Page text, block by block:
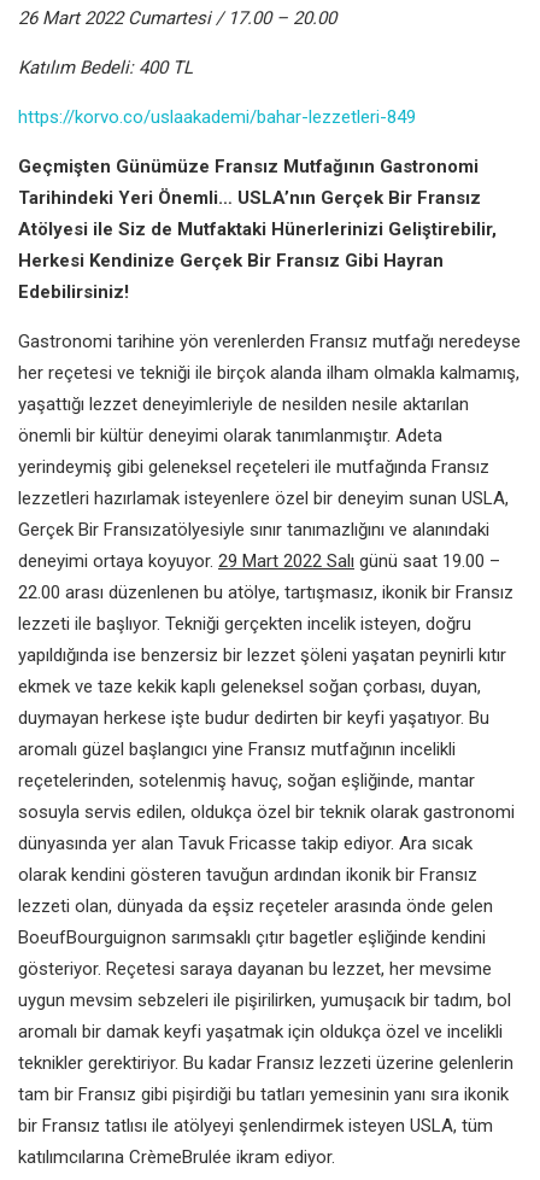
26 Mart 2022 Cumartesi / 17.00 – 20.00
Katılım Bedeli: 400 TL
https://korvo.co/uslaakademi/bahar-lezzetleri-849
Geçmişten Günümüze Fransız Mutfağının Gastronomi
Tarihindeki Yeri Önemli… USLA’nın Gerçek Bir Fransız
Atölyesi ile Siz de Mutfaktaki Hünerlerinizi Geliştirebilir,
Herkesi Kendinize Gerçek Bir Fransız Gibi Hayran
Edebilirsiniz!
Gastronomi tarihine yön verenlerden Fransız mutfağı neredeyse
her reçetesi ve tekniği ile birçok alanda ilham olmakla kalmamış,
yaşattığı lezzet deneyimleriyle de nesilden nesile aktarılan
önemli bir kültür deneyimi olarak tanımlanmıştır. Adeta
yerindeymiş gibi geleneksel reçeteleri ile mutfağında Fransız
lezzetleri hazırlamak isteyenlere özel bir deneyim sunan USLA,
Gerçek Bir Fransızatölyesiyle sınır tanımazlığını ve alanındaki
deneyimi ortaya koyuyor. 29 Mart 2022 Salı günü saat 19.00 –
22.00 arası düzenlenen bu atölye, tartışmasız, ikonik bir Fransız
lezzeti ile başlıyor. Tekniği gerçekten incelik isteyen, doğru
yapıldığında ise benzersiz bir lezzet şöleni yaşatan peynirli kıtır
ekmek ve taze kekik kaplı geleneksel soğan çorbası, duyan,
duymayan herkese işte budur dedirten bir keyfi yaşatıyor. Bu
aromalı güzel başlangıcı yine Fransız mutfağının incelikli
reçetelerinden, sotelenmiş havuç, soğan eşliğinde, mantar
sosuyla servis edilen, oldukça özel bir teknik olarak gastronomi
dünyasında yer alan Tavuk Fricasse takip ediyor. Ara sıcak
olarak kendini gösteren tavuğun ardından ikonik bir Fransız
lezzeti olan, dünyada da eşsiz reçeteler arasında önde gelen
BoeufBourguignon sarımsaklı çıtır bagetler eşliğinde kendini
gösteriyor. Reçetesi saraya dayanan bu lezzet, her mevsime
uygun mevsim sebzeleri ile pişirilirken, yumuşacık bir tadım, bol
aromalı bir damak keyfi yaşatmak için oldukça özel ve incelikli
teknikler gerektiriyor. Bu kadar Fransız lezzeti üzerine gelenlerin
tam bir Fransız gibi pişirdiği bu tatları yemesinin yanı sıra ikonik
bir Fransız tatlısı ile atölyeyi şenlendirmek isteyen USLA, tüm
katılımcılarına CrèmeBrulée ikram ediyor.